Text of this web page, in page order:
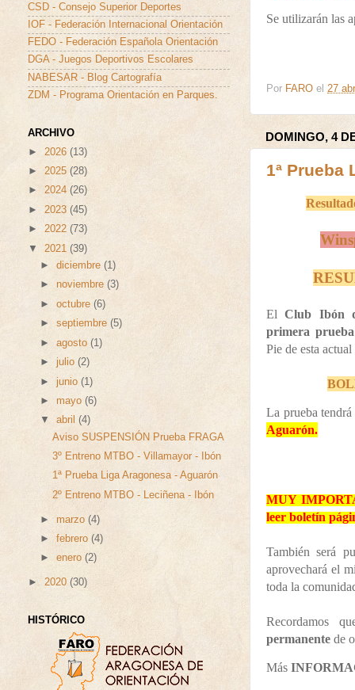
Se utilizarán las
Por FARO el 27
DOMINGO, 4
1ª Prueba
ElClub Ibón
primera prueba
Pie de esta actual
La prueba
Aguarón.
MUY
leer boletín
También será
aprovechará el
toda la
Recordamos
permanente de
Más
CSD - Consejo Superior Deportes
IOF - Federación Internacional Orientación
FEDO - Federación Española Orientación
DGA - Juegos Deportivos Escolares
NABESAR - Blog Cartografía
ZDM - Programa Orientación en Parques.
ARCHIVO
► 2026 (13)
► 2025 (28)
► 2024 (26)
► 2023 (45)
► 2022 (73)
▼ 2021 (39)
►diciembre(1)
► noviembre(3)
►octubre(6)
►septiembre(5)
►agosto(1)
► julio(2)
► junio(1)
► mayo (6)
▼abril(4)
Aviso SUSPENSIÓN Prueba FRAGA
3º Entreno MTBO - Villamayor - Ibón
1ª Prueba Liga Aragonesa - Aguarón
2º Entreno MTBO - Leciñena - Ibón
► marzo (4)
►febrero(4)
►enero(2)
► 2020 (30)
HISTÓRICO